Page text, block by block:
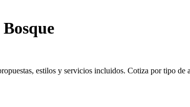
estilos y servicios incluidos. Cotiza por tipo